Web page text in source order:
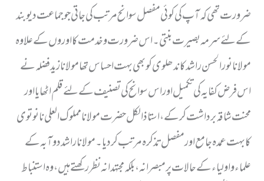
ضرورت تھی کہ آپ کی کوئی مفصل سوانح مرتب کی جاتی جو جماعت دیوبند
کے لئے سرمہ بصیرت بنتی ۔اس ضرورت و خدمت کا اوروں کے علاوہ
مولانا نورالحسن راشد کاندھلوی کو بھی بہت احساس تھا مولا نا زید فضلہ نے
اس فرض کفایہ کی تکمیل اور اس سوانح کی تصنیف کے لئے قلم اٹھایا اور
محنت شاقہ برداشت کر کے، استاذ الکل حضرت مولا نامملوک العلی نانوتوی
کا بہت عمدہ جامع اور مفصل تذکرہ مرتب کر دیا۔مولا نا راشد دوآ بہ کے
علماء و اولیاء کے حالات پرمبصرانہ، بلکہ مجتہدانہ نظر رکھتے ہیں ، وہ استنباط